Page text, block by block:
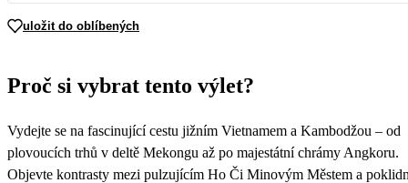
21
uložit do oblíbených
Proč si vybrat tento výlet?
Vydejte se na fascinující cestu jižním Vietnamem a Kambodžou – od
plovoucích trhů v deltě Mekongu až po majestátní chrámy Angkoru.
Objevte kontrasty mezi pulzujícím Ho Či Minovým Městem a